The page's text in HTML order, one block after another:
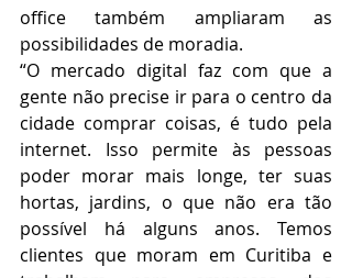
office também ampliaram as
possibilidades de moradia.
“O mercado digital faz com que a
gente não precise ir para o centro da
cidade comprar coisas, é tudo pela
internet. Isso permite às pessoas
poder morar mais longe, ter suas
hortas, jardins, o que não era tão
possível há alguns anos. Temos
clientes que moram em Curitiba e